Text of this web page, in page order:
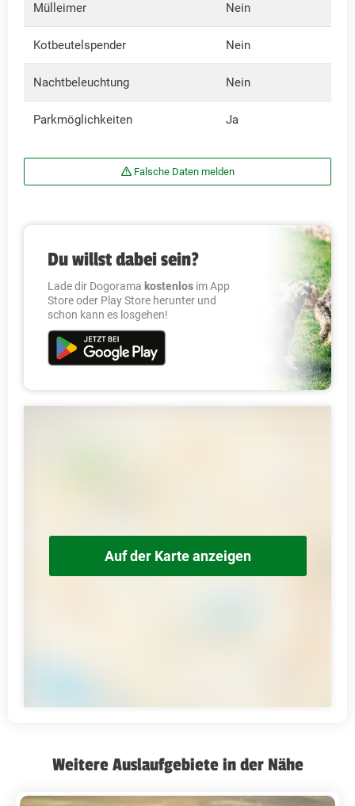
Mülleimer Nein
Kotbeutelspender Nein
Nachtbeleuchtung Nein
Parkmöglichkeiten Ja
Falsche Daten melden
Du willst dabei sein?
Lade dir Dogorama kostenlos im App
Store oder Play Store herunter und
schon kann es losgehen!
Auf der Karte anzeigen
Weitere Auslaufgebiete in der Nähe